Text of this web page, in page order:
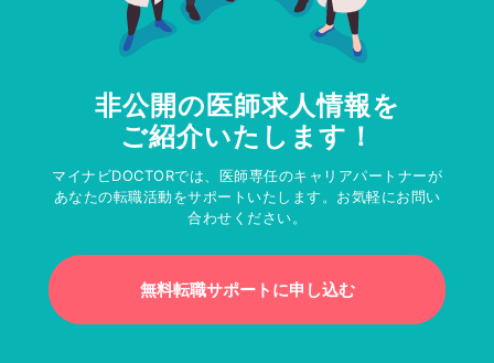
非公開の医師求人情報を
ご紹介いたします！
マイナビDOCTORでは、医師専任のキャリアパートナーが
あなたの転職活動をサポートいたします。お気軽にお問い
合わせください。
無料転職サポートに申し込む